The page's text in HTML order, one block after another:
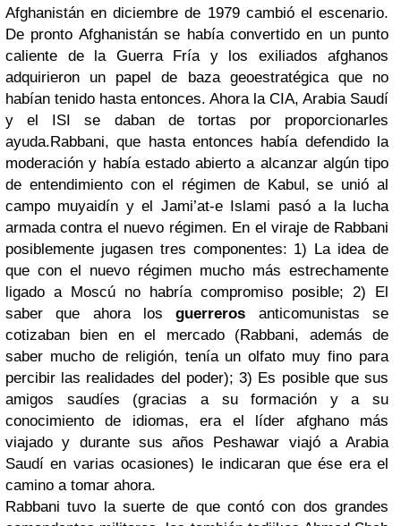
Afghanistán en diciembre de 1979 cambió el escenario.
De pronto Afghanistán se había convertido en un punto
caliente de la Guerra Fría y los exiliados afghanos
adquirieron un papel de baza geoestratégica que no
habían tenido hasta entonces. Ahora la CIA, Arabia Saudí
y el ISI se daban de tortas por proporcionarles
ayuda.Rabbani, que hasta entonces había defendido la
moderación y había estado abierto a alcanzar algún tipo
de entendimiento con el régimen de Kabul, se unió al
campo muyaidín y el Jami’at-e Islami pasó a la lucha
armada contra el nuevo régimen. En el viraje de Rabbani
posiblemente jugasen tres componentes: 1) La idea de
que con el nuevo régimen mucho más estrechamente
ligado a Moscú no habría compromiso posible; 2) El
saber que ahora losguerreros anticomunistas se
cotizaban bien en el mercado (Rabbani, además de
saber mucho de religión, tenía un olfato muy fino para
percibir las realidades del poder); 3) Es posible que sus
amigos saudíes (gracias a su formación y a su
conocimiento de idiomas, era el líder afghano más
viajado y durante sus años Peshawar viajó a Arabia
Saudí en varias ocasiones) le indicaran que ése era el
camino a tomar ahora.
Rabbani tuvo la suerte de que contó con dos grandes